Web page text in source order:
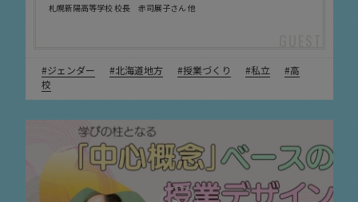
札幌新陽高等学校 校長 赤司展子さん 他
ジェンダー 北海道地方 授業づくり 私立
高
校